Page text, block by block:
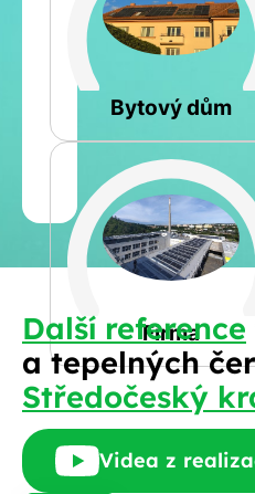
Bytový dům
Firma
Jiná
Spočítat
kalkulaci
Jméno
a
příjmení
Telefon
E-
mail
Další reference
a tepelných
Středočeský
Videa z